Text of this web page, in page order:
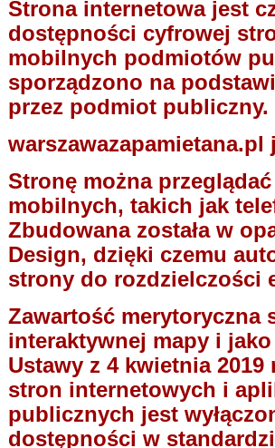
Strona internetowa jest
dostępności cyfrowej
mobilnych podmiotów
sporządzono na
przez podmiot publiczny.
Stronę można
mobilnych, takich jak
Zbudowana została w
Design, dzięki czemu
strony do rozdzielczości
Zawartość merytoryczna
interaktywnej mapy i
Ustawy z 4 kwietnia
stron internetowych i
publicznych jest
dostępności w